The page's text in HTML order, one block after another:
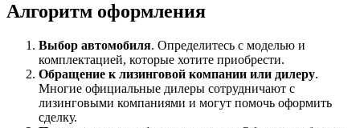
Алгоритм оформления
Выбор автомобиля. Определитесь с моделью и
комплектацией, которые хотите приобрести.
Обращение к лизинговой компании или дилеру.
Многие официальные дилеры сотрудничают с
лизинговыми компаниями и могут помочь оформить
сделку.